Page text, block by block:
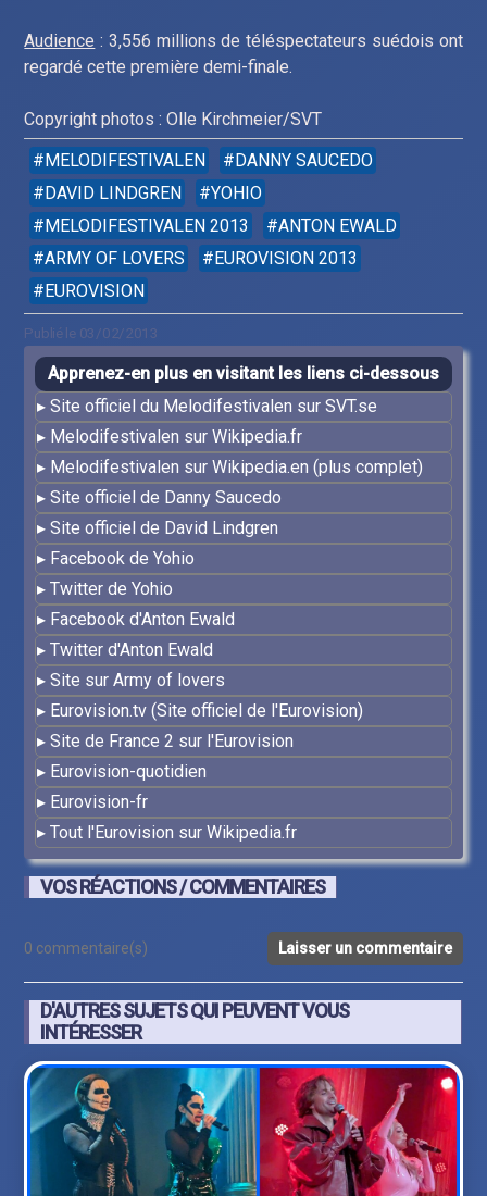
Audience : 3,556 millions de téléspectateurs suédois ont
regardé cette première demi-finale.
Copyright photos : Olle Kirchmeier/SVT
MELODIFESTIVALEN
DANNY SAUCEDO
DAVID LINDGREN
YOHIO
MELODIFESTIVALEN 2013
ANTON EWALD
ARMY OF LOVERS
EUROVISION 2013
EUROVISION
Publié le 03/02/2013
Apprenez-en plus en visitant les liens ci-dessous
Site officiel du Melodifestivalen sur SVT.se
Melodifestivalen sur Wikipedia.fr
Melodifestivalen sur Wikipedia.en (plus complet)
Site officiel de Danny Saucedo
Site officiel de David Lindgren
Facebook de Yohio
Twitter de Yohio
Facebook d'Anton Ewald
Twitter d'Anton Ewald
Site sur Army of lovers
Eurovision.tv (Site officiel de l'Eurovision)
Site de France 2 sur l'Eurovision
Eurovision-quotidien
Eurovision-fr
Tout l'Eurovision sur Wikipedia.fr
VOS RÉACTIONS / COMMENTAIRES
0 commentaire(s) Laisser un commentaire
D'AUTRES SUJETS QUI PEUVENT VOUS
INTÉRESSER